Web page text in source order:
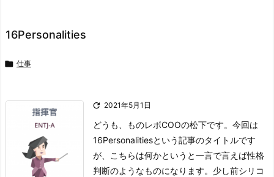
16Personalities
 仕事
 2021年5月1日
どうも、ものレボCOOの松下です。今回は
16Personalitiesという記事のタイトルです
が、こちらは何かというと一言で言えば性格
判断のようなものになります。少し前シリコ